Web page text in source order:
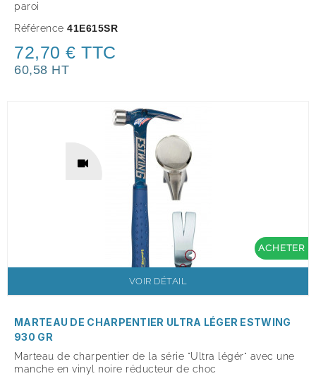
paroi
Référence 41E615SR
72,70 € TTC
60,58 HT
ACHETER
VOIR DÉTAIL
MARTEAU DE CHARPENTIER ULTRA LÉGER ESTWING
930 GR
Marteau de charpentier de la série "Ultra légér" avec une
manche en vinyl noire réducteur de choc